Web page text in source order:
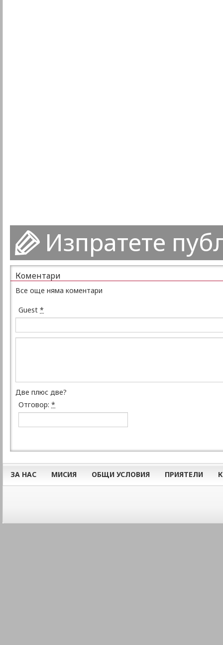
Изпратете
Коментари
Все още няма коментари
Guest *
Две плюс две?
Отговор: *
ЗА НАС МИСИЯ ОБЩИ УСЛОВИЯ ПРИЯТЕЛИ